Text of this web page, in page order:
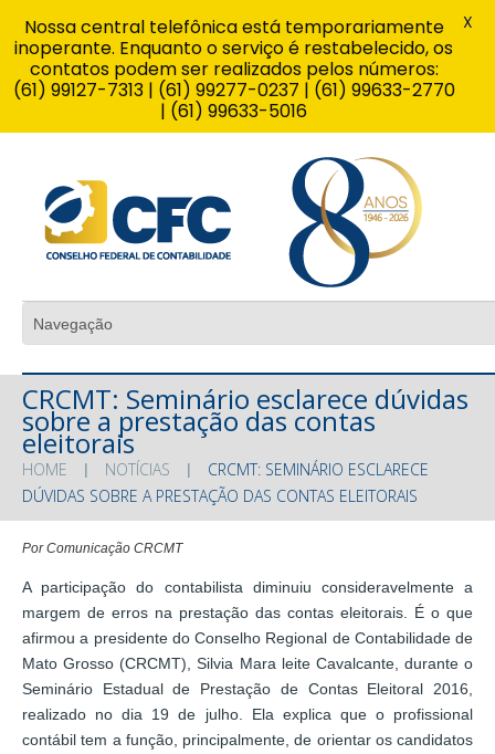
CRCMT: Seminário esclarece dúvidas
sobre a prestação das contas
eleitorais
HOME NOTÍCIAS
CRCMT: SEMINÁRIO ESCLARECE
DÚVIDAS SOBRE A PRESTAÇÃO DAS CONTAS ELEITORAIS
Por Comunicação CRCMT
A participação do contabilista diminuiu consideravelmente a
margem de erros na prestação das contas eleitorais. É o que
afirmou a presidente do Conselho Regional de Contabilidade de
Mato Grosso (CRCMT), Silvia Mara leite Cavalcante, durante o
Seminário Estadual de Prestação de Contas Eleitoral 2016,
realizado no dia 19 de julho. Ela explica que o profissional
contábil tem a função, principalmente, de orientar os candidatos
Nossa central telefônica está temporariamente
inoperante. Enquanto o serviço é restabelecido, os
contatos podem ser realizados pelos números:
(61) 99127-7313 | (61) 99277-0237 | (61) 99633-2770
| (61) 99633-5016
X